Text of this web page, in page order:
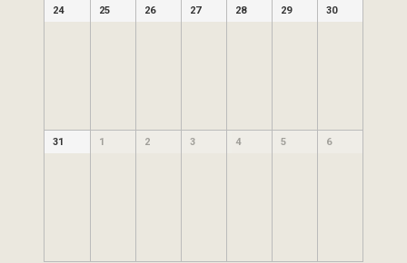
24 25 26 27 28 29 30
31 1 2 3 4 5 6